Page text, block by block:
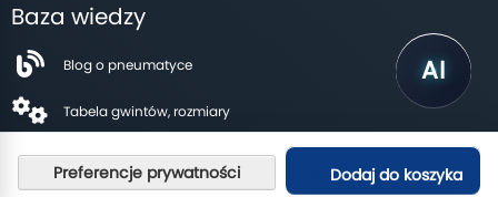
Dodaj do koszyka
Baza wiedzy
Blog o pneumatyce
Tabela gwintów, rozmiary